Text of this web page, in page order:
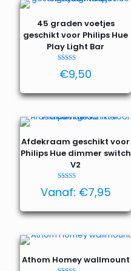
45 graden voetjes
geschikt voor Philips Hue
Play Light Bar
4.29
uit 5
€9,50
Afdekraam geschikt voor
Philips Hue dimmer switch
V2
4.76
Vanaf: €7,95
Athom Homey wallmount